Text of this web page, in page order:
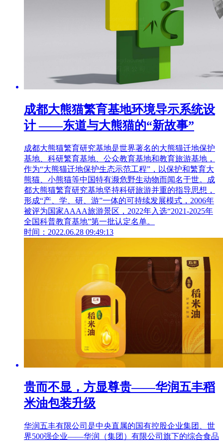
成都大熊猫繁育基地环境导示系统设
计 ——东道与大熊猫的“新故事”
成都大熊猫繁育研究基地是世界著名的大熊猫迁地保护
基地、科研繁育基地、公众教育基地和教育旅游基地，
作为“大熊猫迁地保护生态示范工程”，以保护和繁育大
熊猫、小熊猫等中国特有濒危野生动物而闻名于世。成
都大熊猫繁育研究基地坚持科研旅游并重的指导思想，
形成“产、学、研、游”一体的可持续发展模式，2006年
被评为国家AAAA旅游景区，2022年入选“2021-2025年
全国科普教育基地”第一批认定名单。
时间：2022.06.28 09:49:13
贵而不显，方显尊贵——华润五丰稻
米油包装升级
华润五丰有限公司是中央直属的国有控股企业集团、世
界500强企业——华润（集团）有限公司旗下的综合食品